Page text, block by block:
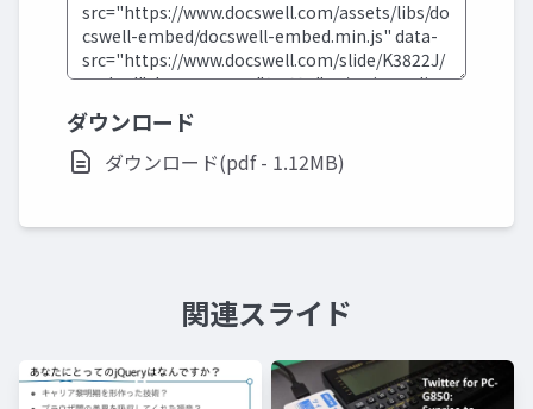
ダウンロード
ダウンロード(pdf - 1.12MB)
関連スライド